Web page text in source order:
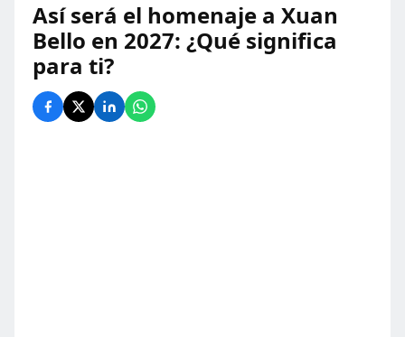
Así será el homenaje a Xuan
Bello en 2027: ¿Qué significa
para ti?